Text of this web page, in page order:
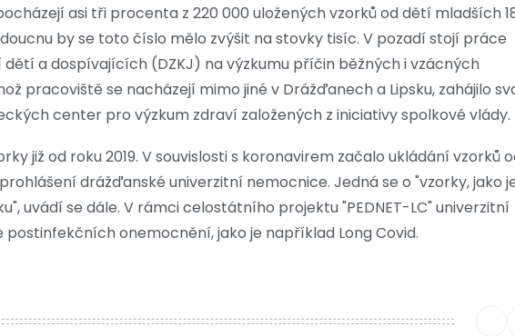
asi tři procenta z 220 000 uložených vzorků od dětí mladších
by se toto číslo mělo zvýšit na stovky tisíc. V pozadí stojí práce
a dospívajících (DZKJ) na výzkumu příčin běžných i vzácných
pracoviště se nacházejí mimo jiné v Drážďanech a Lipsku, zahájilo
center pro výzkum zdraví založených z iniciativy spolkové vlády.
již od roku 2019. V souvislosti s koronavirem začalo ukládání vzorků
drážďanské univerzitní nemocnice. Jedná se o "vzorky, jako
uvádí se dále. V rámci celostátního projektu "PEDNET-LC" univerzitní
onemocnění, jako je například Long Covid.